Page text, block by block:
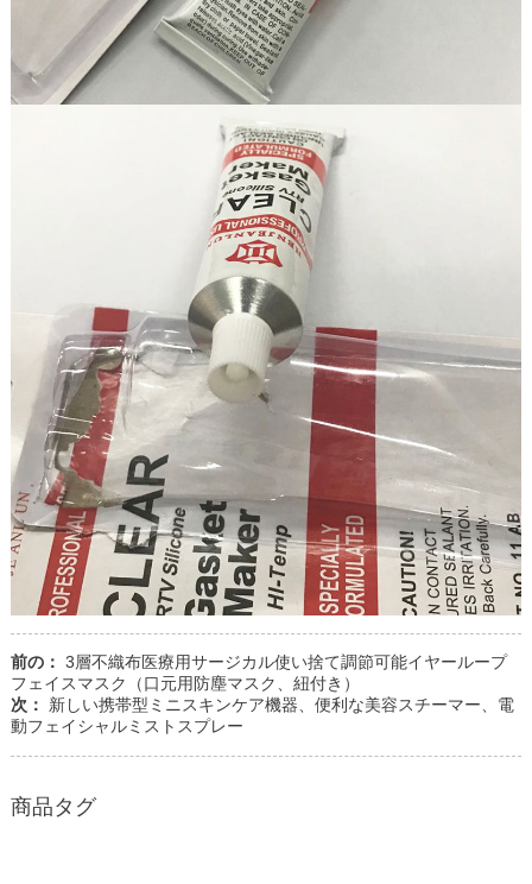
前の： 3層不織布医療用サージカル使い捨て調節可能イヤーループ
フェイスマスク（口元用防塵マスク、紐付き）
次：
新しい携帯型ミニスキンケア機器、便利な美容スチーマー、電
動フェイシャルミストスプレー
商品タグ